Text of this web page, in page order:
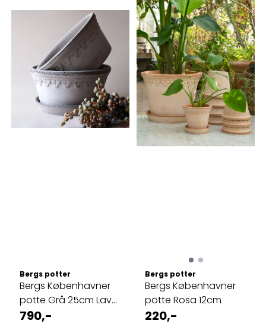
Bergs potter
Bergs Københavner
potte Grå 25cm Lav
modell
790,-
Bergs potter
Bergs Københavner
potte Rosa 12cm
220,-